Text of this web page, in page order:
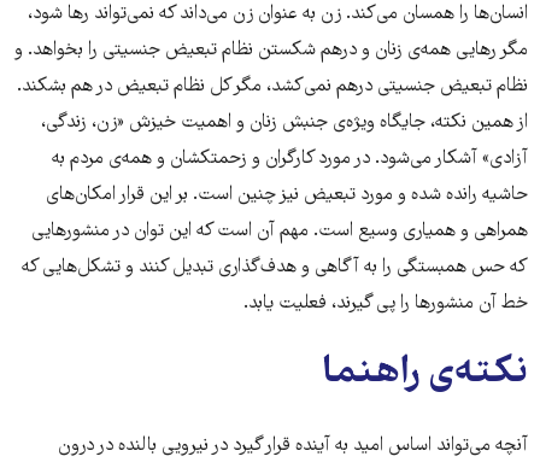
انسان‌ها را همسان می‌کند. زن به عنوان زن می‌داند که نمی‌تواند رها شود،
مگر رهایی همه‌ی زنان و درهم شکستن نظام تبعیض جنسیتی را بخواهد. و
نظام تبعیض جنسیتی درهم نمی‌کشد، مگر کل نظام تبعیض در هم بشکند.
از همین نکته، جایگاه ویژه‌ی جنبش زنان و اهمیت خیزش «زن، زندگی،
آزادی» آشکار می‌شود. در مورد کارگران و زحمتکشان و همه‌ی مردم به
حاشیه رانده شده و مورد تبعیض نیز چنین است. بر این قرار امکان‌های
همراهی و همیاری وسیع است. مهم آن است که این توان در منشورهایی
که حس همبستگی را به آگاهی و هدف‌گذاری تبدیل کنند و تشکل‌هایی که
خط آن منشورها را پی گیرند، فعلیت یابد.
نکته‌ی راهنما
آنچه می‌تواند اساس امید به آینده قرار گیرد در نیرویی بالنده در درون